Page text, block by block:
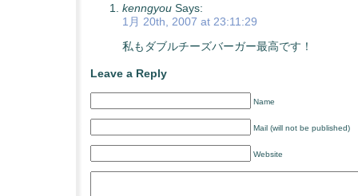
kenngyou Says:
1月 20th, 2007 at 23:11:29
私もダブルチーズバーガー最高です！
Leave a Reply
Name
Mail (will not be published)
Website